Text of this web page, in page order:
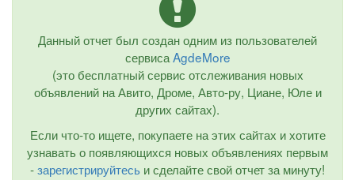
Данный отчет был создан одним из пользователей
сервисаAgdeMore
(это бесплатный сервис отслеживания новых
объявлений на Авито, Дроме, Авто-ру, Циане, Юле и
других сайтах).
Если что-то ищете, покупаете на этих сайтах и хотите
узнавать о появляющихся новых объявлениях первым
-зарегистрируйтесь и сделайте свой отчет за минуту!